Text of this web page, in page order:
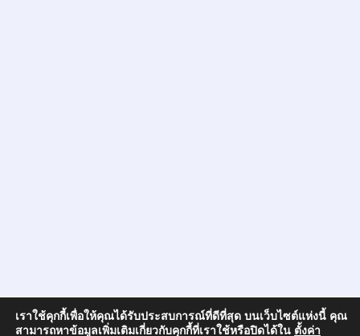
เราใช้คุกกี้เพื่อให้คุณได้รับประสบการณ์ที่ดีที่สุด บนเว็บไซต์แห่งนี้ คุณ
สามารถหาข้อมูลเพิ่มเติมเกี่ยวกับคุกกี้ที่เราใช้หรือปิดได้ใน ตั้งค่า